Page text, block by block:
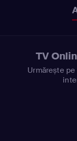
TV
Urmărește